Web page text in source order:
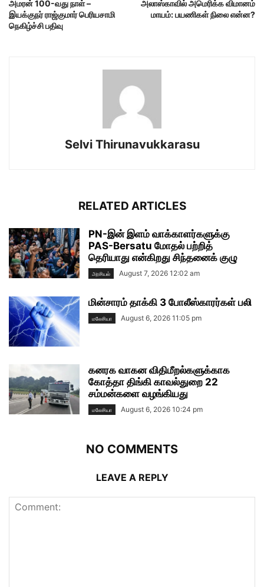
அமரன் 100-வது நாள் –
இயக்குநர் ராஜ்குமார் பெரியசாமி
நெகிழ்ச்சி பதிவு
அலாஸ்காவில் அமெரிக்க விமானம்
மாயம்: பயணிகள் நிலை என்ன?
Selvi Thirunavukkarasu
RELATED ARTICLES
PN-இன் இளம் வாக்காளர்களுக்கு
PAS-Bersatu மோதல் பற்றித்
தெரியாது என்கிறது சிந்தனைக் குழு
அரசியல் August 7, 2026 12:02 am
மின்சாரம் தாக்கி 3 போலீஸ்காரர்கள் பலி
மலேசியா August 6, 2026 11:05 pm
கனரக வாகன விதிமீறல்களுக்காக
கோத்தா திங்கி காவல்துறை 22
சம்மன்களை வழங்கியது
மலேசியா August 6, 2026 10:24 pm
NO COMMENTS
LEAVE A REPLY